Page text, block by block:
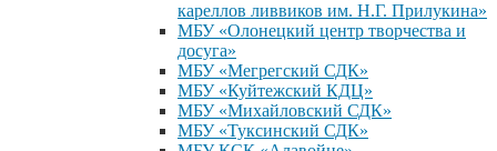
кареллов ливвиков им. Н.Г. Прилукина»
МБУ «Олонецкий центр творчества и
досуга»
МБУ «Мегрегский СДК»
МБУ «Куйтежский КДЦ»
МБУ «Михайловский СДК»
МБУ «Туксинский СДК»